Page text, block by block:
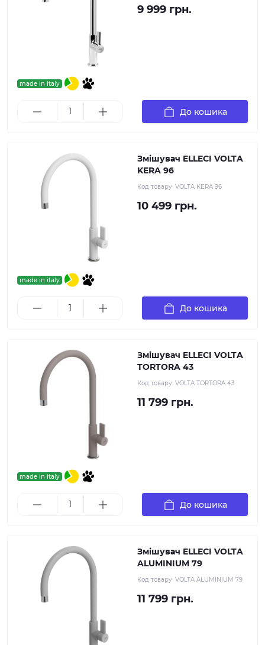
made in italy
9 999 грн.
До кошика
made in italy
Змішувач ELLECI VOLTA
KERA 96
Код товару: VOLTA KERA 96
10 499 грн.
До кошика
made in italy
Змішувач ELLECI VOLTA
TORTORA 43
Код товару: VOLTA TORTORA 43
11 799 грн.
До кошика
Змішувач ELLECI VOLTA
ALUMINIUM 79
Код товару: VOLTA ALUMINIUM 79
11 799 грн.